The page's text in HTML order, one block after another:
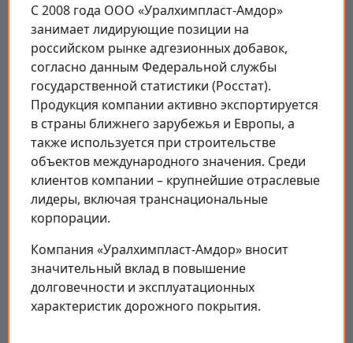
С 2008 года ООО «Уралхимпласт-Амдор»
занимает лидирующие позиции на
российском рынке адгезионных добавок,
согласно данным Федеральной службы
государственной статистики (Росстат).
Продукция компании активно экспортируется
в страны ближнего зарубежья и Европы, а
также используется при строительстве
объектов международного значения. Среди
клиентов компании – крупнейшие отраслевые
лидеры, включая транснациональные
корпорации.
Компания «Уралхимпласт-Амдор» вносит
значительный вклад в повышение
долговечности и эксплуатационных
характеристик дорожного покрытия.